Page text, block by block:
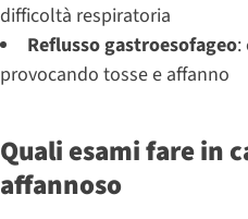
difficoltà respiratoria
Reflusso gastroesofageo:
provocando tosse e affanno
Quali esami fare in
affannoso